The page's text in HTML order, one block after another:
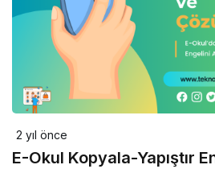
2 yıl önce
E-Okul Kopyala-Yapıştır